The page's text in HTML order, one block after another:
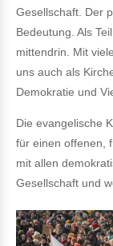
Gesellschaft. Der
Bedeutung. Als
mittendrin. Mit
uns auch als
Demokratie und
Die evangelische
für einen offenen,
mit allen
Gesellschaft und